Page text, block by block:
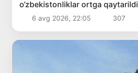
o‘zbekistonliklar ortga qaytarildi
6 avg 2026, 22:05 307